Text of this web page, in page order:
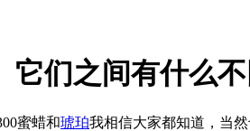
它们之间有什么不
蜜蜡和琥珀我相信大家都知道，当